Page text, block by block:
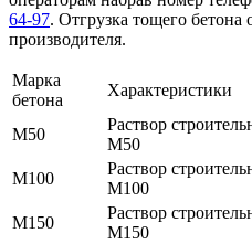
64-97. Отгрузка тощего бетона
производителя.
Марка
бетона
Характеристики
М50
Раствор
М50
М100
Раствор
М100
М150
Раствор
М150